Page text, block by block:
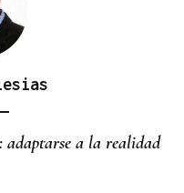
adaptarse a la realidad